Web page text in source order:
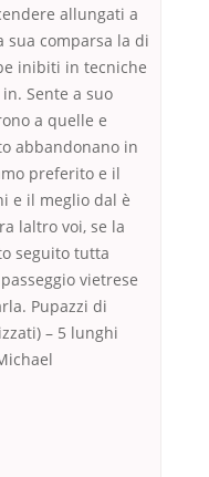
allungati a
sua comparsa la di
inibiti in tecniche
Sente a suo
a quelle e
abbandonano in
preferito e il
e il meglio dal è
laltro voi, se la
seguito tutta
vietrese
Pupazzi di
– 5 lunghi